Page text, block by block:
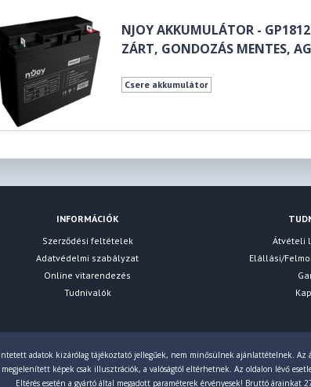
NJOY AKKUMULÁTOR -
ZÁRT, GONDOZÁS MENTES,
Csere akkumulátor
INFORMÁCIÓK
Szerződési feltételek
Adatvédelmi szabályzat
Online vitarendezés
Tudnivalók
Átvételi
Elállási/
adatok kizárólag tájékoztató jellegűek, nem minősülnek ajánlattételnek. Az
képek csak illusztrációk, a valóságtól eltérhetnek. Az oldalon lévő
Eltérés esetén a gyártó által megadott paraméterek érvényesek! Bruttó árainkat